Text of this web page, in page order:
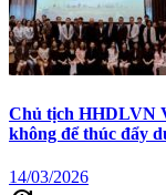
Chủ tịch HHDLVN
không để thúc đẩy
14/03/2026